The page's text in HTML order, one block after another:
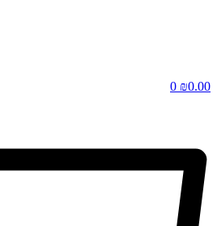
₪0.00
0